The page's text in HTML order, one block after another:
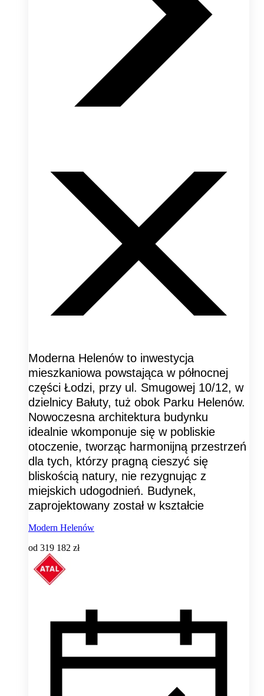
Moderna Helenów to inwestycja
mieszkaniowa powstająca w północnej
części Łodzi, przy ul. Smugowej 10/12, w
dzielnicy Bałuty, tuż obok Parku Helenów.
Nowoczesna architektura budynku
idealnie wkomponuje się w pobliskie
otoczenie, tworząc harmonijną przestrzeń
dla tych, którzy pragną cieszyć się
bliskością natury, nie rezygnując z
miejskich udogodnień. Budynek,
zaprojektowany został w kształcie
Modern Helenów
od 319 182 zł